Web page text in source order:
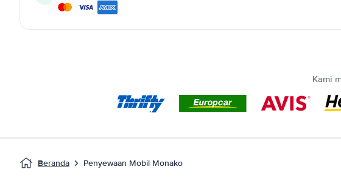
Kami
Beranda Penyewaan Mobil Monako